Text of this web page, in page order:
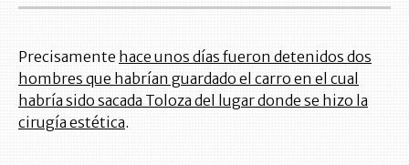
Precisamente hace unos días fueron detenidos dos
hombres que habrían guardado el carro en el cual
habría sido sacada Toloza del lugar donde se hizo la
cirugía estética.